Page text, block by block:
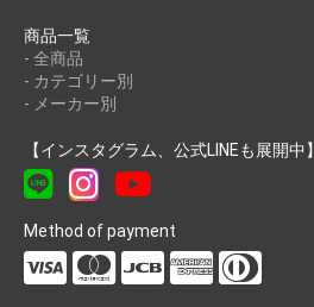
商品一覧
- 全商品
- カテゴリー別
- メーカー別
【インスタグラム、公式LINEも展開中】
Method of payment